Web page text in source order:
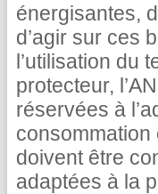
énergisantes,
d’agir sur ces
l’utilisation du
protecteur,
réservées à
consommation
doivent être
adaptées à la